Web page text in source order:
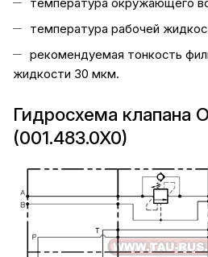
температура окружающего
температура рабочей
рекомендуемая тонкость
жидкости 30 мкм.
Гидросхема клапана
(001.483.0X0)